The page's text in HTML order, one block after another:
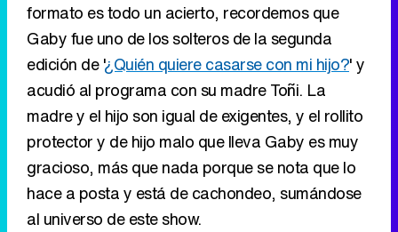
formato es todo un acierto, recordemos que
Gaby fue uno de los solteros de la segunda
edición de '¿Quién quiere casarse con mi hijo?' y
acudió al programa con su madre Toñi. La
madre y el hijo son igual de exigentes, y el rollito
protector y de hijo malo que lleva Gaby es muy
gracioso, más que nada porque se nota que lo
hace a posta y está de cachondeo, sumándose
al universo de este show.